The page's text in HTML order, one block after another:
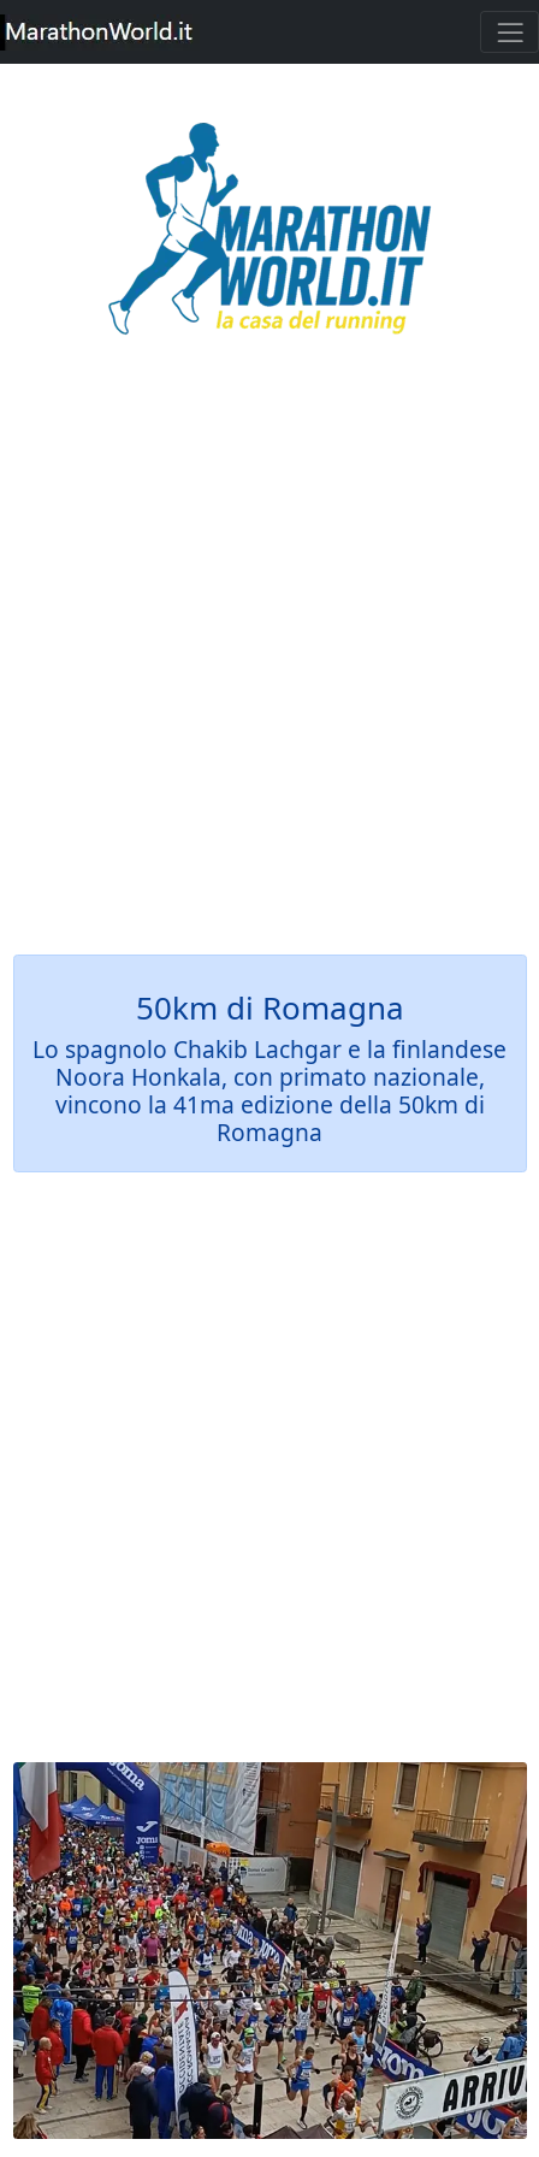
50km di Romagna
Lo spagnolo Chakib Lachgar e la finlandese
Noora Honkala, con primato nazionale,
vincono la 41ma edizione della 50km di
Romagna